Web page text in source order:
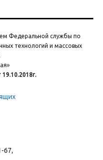
Федеральной службы по
технологий и массовых
67,